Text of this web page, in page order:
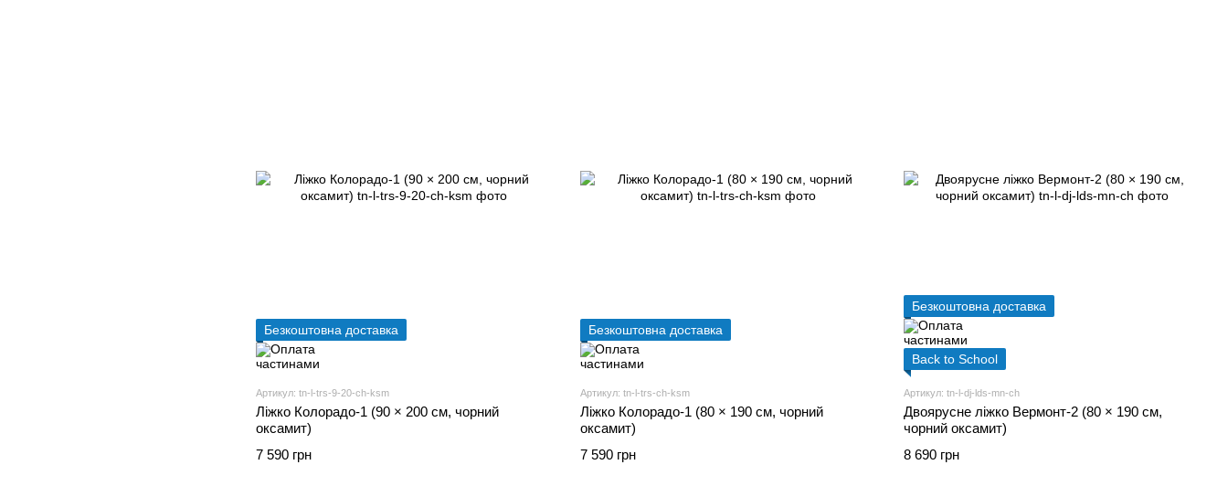
Безкоштовна доставка
Артикул: tn-l-trs-9-20-ch-ksm
Ліжко Колорадо-1 (90 × 200 см, чорний
оксамит)
7 590 грн
Безкоштовна доставка
Артикул: tn-l-trs-ch-ksm
Ліжко Колорадо-1 (80 × 190 см, чорний
оксамит)
7 590 грн
Безкоштовна доставка
Back to School
Артикул: tn-l-dj-lds-mn-ch
Двоярусне ліжко Вермонт-2 (80 × 190 см,
чорний оксамит)
8 690 грн